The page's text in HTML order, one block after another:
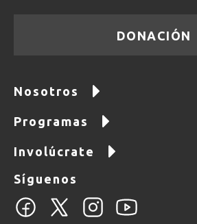
DONACIÓN
Nosotros
Programas
Involúcrate
Síguenos